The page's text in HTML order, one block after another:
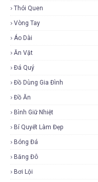
Thói Quen
Vòng Tay
Áo Dài
Ăn Vặt
Đá Quý
Đồ Dùng Gia Đình
Đồ Ăn
Bình Giữ Nhiệt
Bí Quyết Làm Đẹp
Bóng Đá
Băng Đô
Bơi Lội